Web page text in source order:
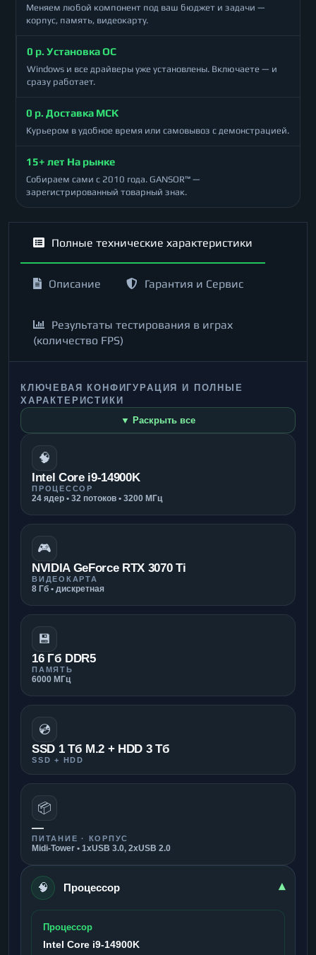
Меняем любой компонент под ваш бюджет и задачи —
корпус, память, видеокарту.
0 р. Установка ОС
Windows и все драйверы уже установлены. Включаете — и
сразу работает.
0 р. Доставка МСК
Курьером в удобное время или самовывоз с демонстрацией.
15+ лет На рынке
Собираем сами с 2010 года. GANSOR™ —
зарегистрированный товарный знак.
Полные технические характеристики
Описание Гарантия и Сервис
Результаты тестирования в играх
(количество FPS)
КЛЮЧЕВАЯ КОНФИГУРАЦИЯ И ПОЛНЫЕ
ХАРАКТЕРИСТИКИ
▼ Раскрыть все
🧠
Intel Core i9-14900K
ПРОЦЕССОР
24 ядер • 32 потоков • 3200 МГц
🎮
NVIDIA GeForce RTX 3070 Ti
ВИДЕОКАРТА
8 Гб • дискретная
💾
16 Гб DDR5
ПАМЯТЬ
6000 МГц
💿
SSD 1 Тб M.2 + HDD 3 Тб
SSD + HDD
📦
—
ПИТАНИЕ · КОРПУС
Midi-Tower • 1xUSB 3.0, 2xUSB 2.0
🧠 Процессор ▾
Процессор
Intel Core i9-14900K